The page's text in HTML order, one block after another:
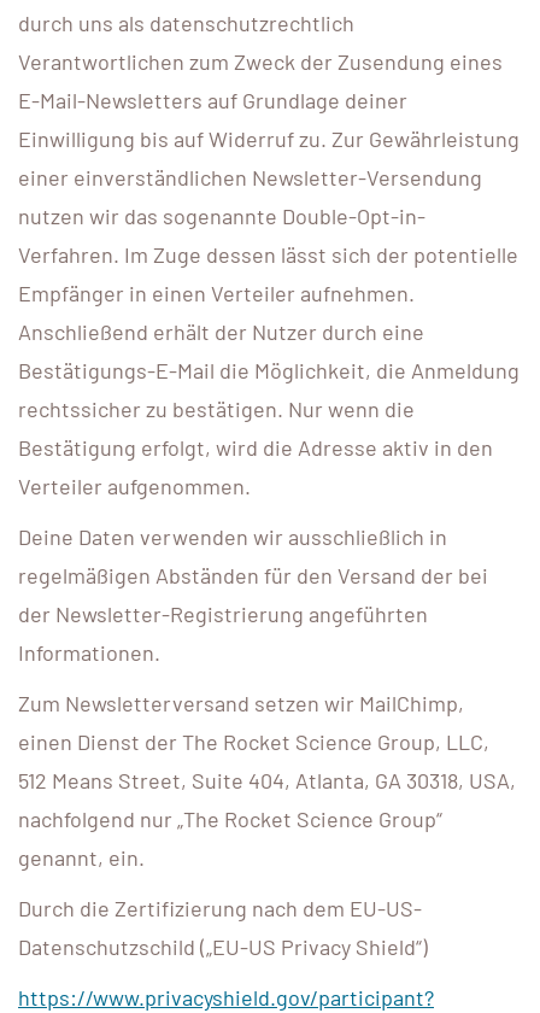
durch uns als datenschutzrechtlich
Verantwortlichen zum Zweck der Zusendung eines
E-Mail-Newsletters auf Grundlage deiner
Einwilligung bis auf Widerruf zu. Zur Gewährleistung
einer einverständlichen Newsletter-Versendung
nutzen wir das sogenannte Double-Opt-in-
Verfahren. Im Zuge dessen lässt sich der potentielle
Empfänger in einen Verteiler aufnehmen.
Anschließend erhält der Nutzer durch eine
Bestätigungs-E-Mail die Möglichkeit, die Anmeldung
rechtssicher zu bestätigen. Nur wenn die
Bestätigung erfolgt, wird die Adresse aktiv in den
Verteiler aufgenommen.
Deine Daten verwenden wir ausschließlich in
regelmäßigen Abständen für den Versand der bei
der Newsletter-Registrierung angeführten
Informationen.
Zum Newsletterversand setzen wir MailChimp,
einen Dienst der The Rocket Science Group, LLC,
512 Means Street, Suite 404, Atlanta, GA 30318, USA,
nachfolgend nur „The Rocket Science Group“
genannt, ein.
Durch die Zertifizierung nach dem EU-US-
Datenschutzschild („EU-US Privacy Shield“)
https://www.privacyshield.gov/participant?